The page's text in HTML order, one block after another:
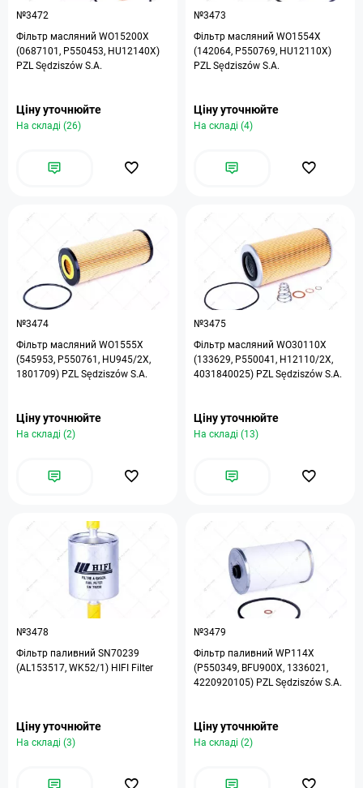
№3472
Фільтр масляний WO15200X
(0687101, P550453, HU12140X)
PZL Sędziszów S.A.
Ціну уточнюйте
На складі (26)
№3473
Фільтр масляний WO1554X
(142064, P550769, HU12110X)
PZL Sędziszów S.A.
Ціну уточнюйте
На складі (4)
№3474
Фільтр масляний WO1555X
(545953, P550761, HU945/2X,
1801709) PZL Sędziszów S.A.
Ціну уточнюйте
На складі (2)
№3475
Фільтр масляний WO30110X
(133629, P550041, H12110/2X,
4031840025) PZL Sędziszów S.A.
Ціну уточнюйте
На складі (13)
№3478
Фільтр паливний SN70239
(AL153517, WK52/1) HIFI Filter
Ціну уточнюйте
На складі (3)
№3479
Фільтр паливний WP114X
(P550349, BFU900X, 1336021,
4220920105) PZL Sędziszów S.A.
Ціну уточнюйте
На складі (2)